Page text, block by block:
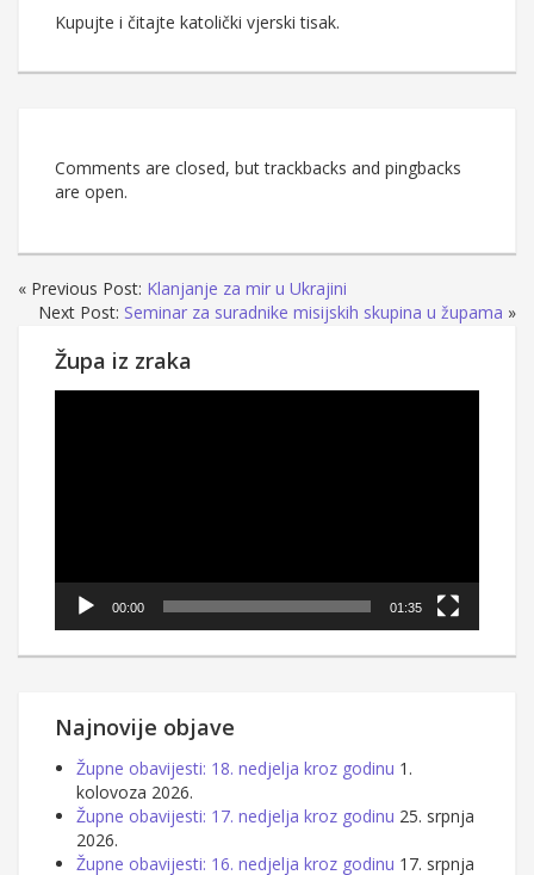
Kupujte i čitajte katolički vjerski tisak.
Comments are closed, but trackbacks and pingbacks
are open.
« Previous Post: Klanjanje za mir u Ukrajini
Next Post: Seminar za suradnike misijskih skupina u župama »
Župa iz zraka
00:00 01:35
Najnovije objave
Župne obavijesti: 18. nedjelja kroz godinu 1.
kolovoza 2026.
Župne obavijesti: 17. nedjelja kroz godinu 25. srpnja
2026.
Župne obavijesti: 16. nedjelja kroz godinu 17. srpnja